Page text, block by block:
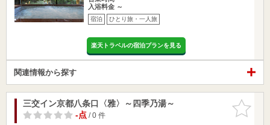
入浴料金 ～
宿泊 ひとり旅・一人旅
楽天トラベルの宿泊プランを見る
関連情報から探す
お気に入
りに追加
三交イン京都八条口〈雅〉～四季乃湯～
-点/ 0 件